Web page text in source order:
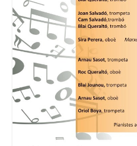
Taxes
Activitats
Horaris
Horaris curs 2026/
Contacta